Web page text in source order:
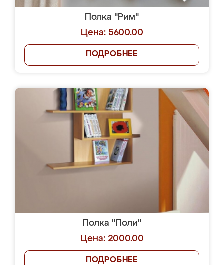
Полка "Рим"
Цена: 5600.00
ПОДРОБНЕЕ
Полка "Поли"
Цена: 2000.00
ПОДРОБНЕЕ